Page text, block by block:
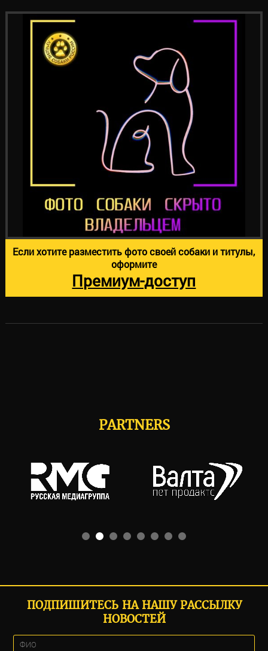
Если хотите разместить фото своей собаки и титулы,
оформите
Премиум-доступ
PARTNERS
ПОДПИШИТЕСЬ НА НАШУ РАССЫЛКУ
НОВОСТЕЙ